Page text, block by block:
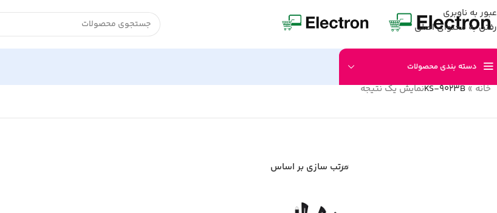
عبور به ناوبری
رفتن به محتوای اصلی
دسته بندی محصولات
خانه»
KS-9023Bنمایش یک نتیجه
مرتب سازی بر اساس